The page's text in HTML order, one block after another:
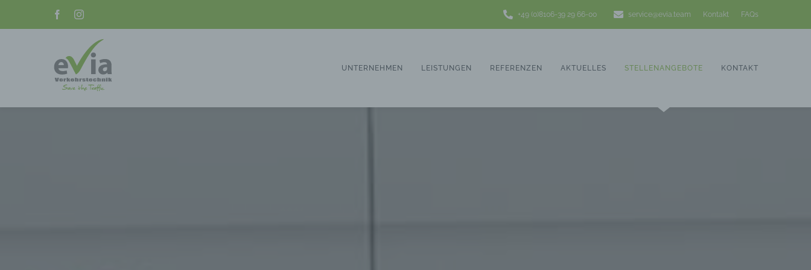
+49 (0)8106-39 29 66-00 service@evia.team Kontakt FAQs
UNTERNEHMEN LEISTUNGEN REFERENZEN AKTUELLES STELLENANGEBOTE KONTAKT